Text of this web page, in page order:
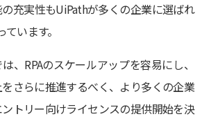
充実性もUiPathが多くの企業に選ばれ
います。
、RPAのスケールアップを容易にし、
さらに推進するべく、より多くの企業
トリー向けライセンスの提供開始を決